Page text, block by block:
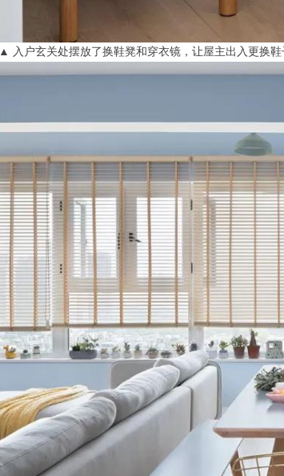
▲ 入户玄关处摆放了换鞋凳和穿衣镜，让屋主出入更换